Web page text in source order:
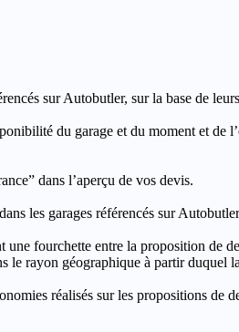
sur Autobutler, sur la base de
du garage et du moment et de
dans l’aperçu de vos devis.
les garages référencés sur
fourchette entre la proposition de
le rayon géographique à partir duquel
réalisés sur les propositions de